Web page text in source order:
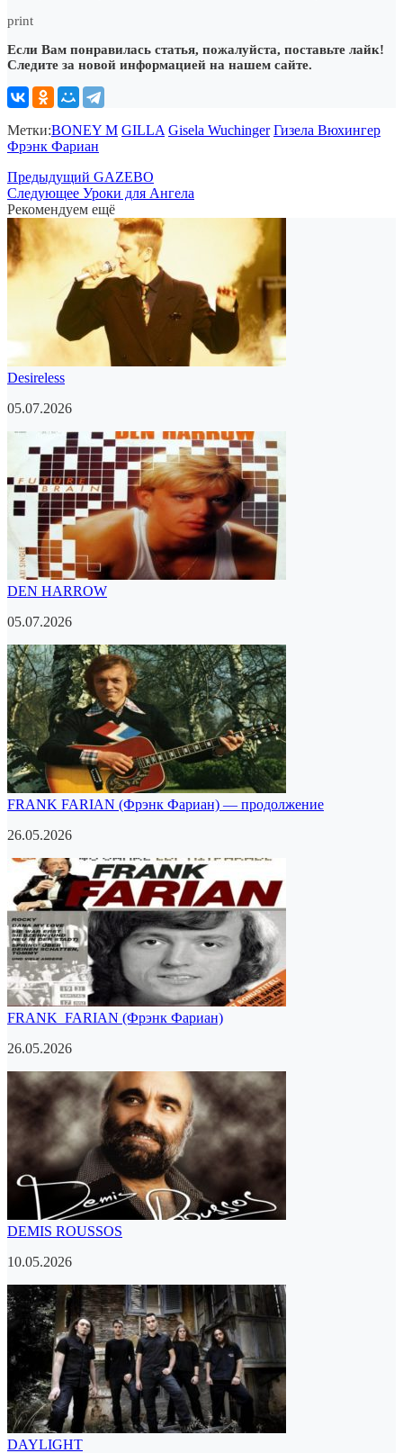
print
Если Вам понравилась статья, пожалуйста, поставьте лайк!
Следите за новой информацией на нашем сайте.
Метки:BONEY M GILLA Gisela Wuchinger Гизела Вюхингер
Фрэнк Фариан
Предыдущий GAZEBO
Следующее Уроки для Ангела
Рекомендуем ещё
Desireless
05.07.2026
DEN HARROW
05.07.2026
FRANK FARIAN (Фрэнк Фариан) — продолжение
26.05.2026
FRANK FARIAN (Фрэнк Фариан)
26.05.2026
DEMIS ROUSSOS
10.05.2026
DAYLIGHT